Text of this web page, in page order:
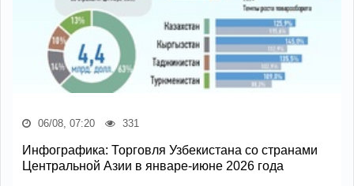
06/08, 07:20 331
Инфографика: Торговля Узбекистана со странами
Центральной Азии в январе-июне 2026 года